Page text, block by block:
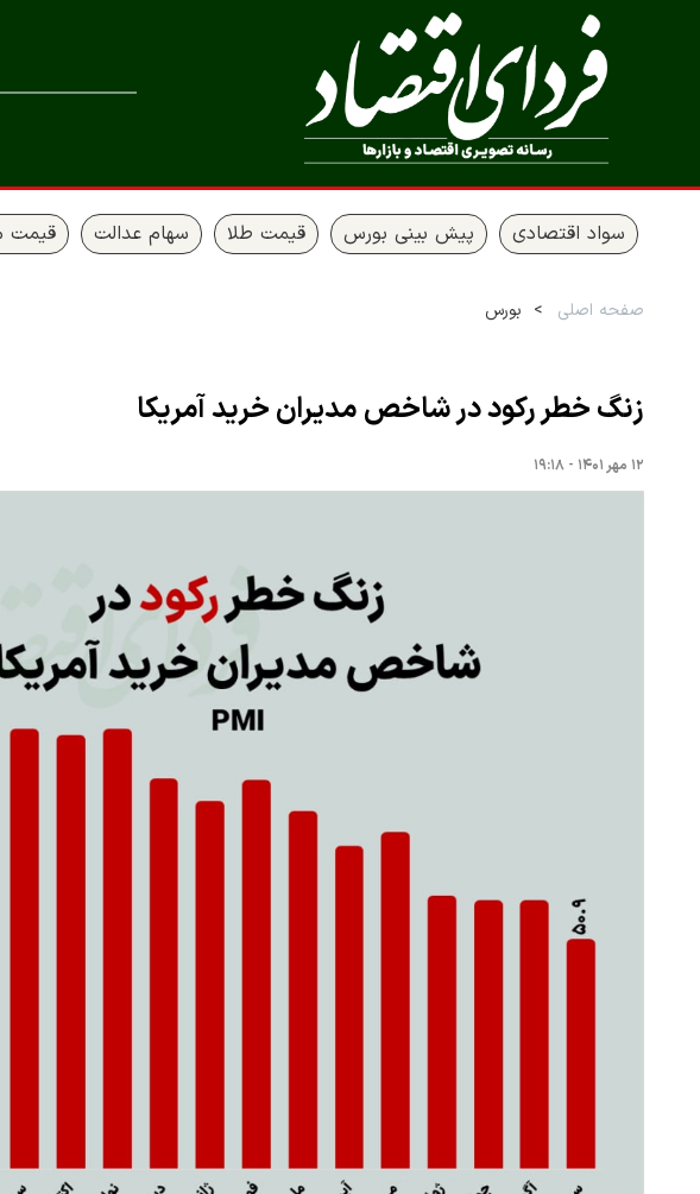
سواد اقتصادی پیش بینی بورس قیمت طلا سهام عدالت قیمت
صفحه اصلی بورس
زنگ خطر رکود در شاخص مدیران خرید آمریکا
۱۲ مهر ۱۴۰۱ - ۱۹:۱۸